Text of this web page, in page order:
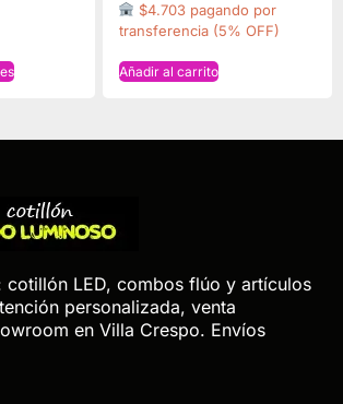
$4.703 pagando por
transferencia (5% OFF)
Añadir al carrito
cotillón LED, combos flúo y artículos
personalizada, venta
en Villa Crespo. Envíos